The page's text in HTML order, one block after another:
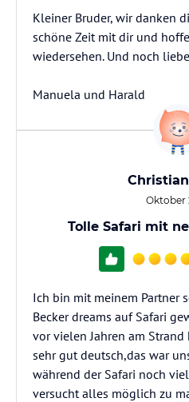
Kleiner Bruder, wir danken
schöne Zeit mit dir und
wiedersehen. Und noch
Manuela und Harald
Oktober
Tolle Safari mit
Ich bin mit meinem Partner
Becker dreams auf Safari
vor vielen Jahren am
sehr gut deutsch,das war
während der Safari noch
versucht alles möglich zu